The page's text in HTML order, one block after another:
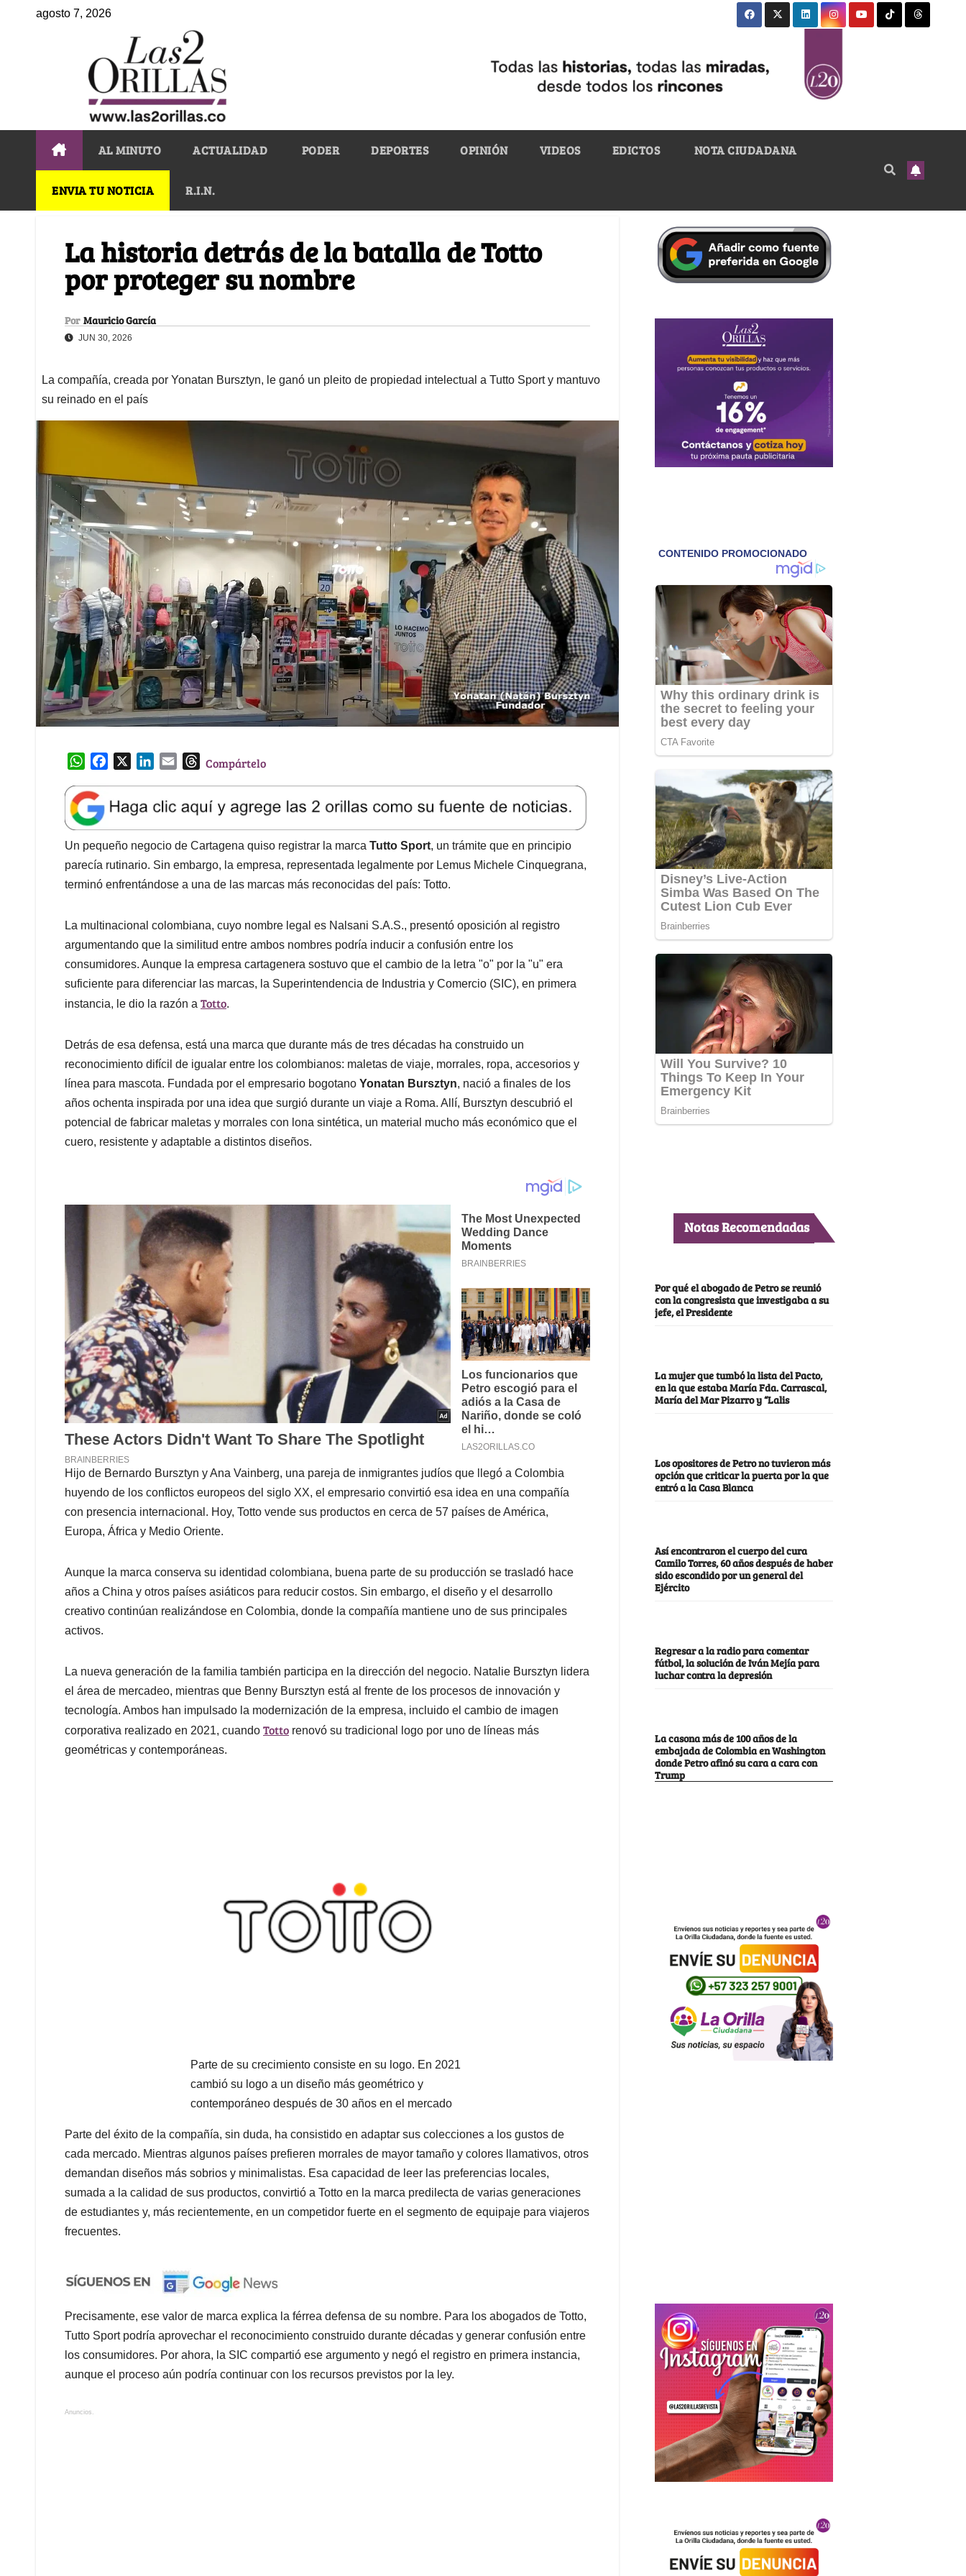
agosto 7, 2026
AL MINUTO ACTUALIDAD PODER DEPORTES OPINIÓN VIDEOS EDICTOS NOTA CIUDADANA
ENVIA TU NOTICIA R.I.N.
La historia detrás de la batalla de Totto
por proteger su nombre
Por Mauricio García
JUN 30, 2026
La compañía, creada por Yonatan Bursztyn, le ganó un pleito de propiedad intelectual a Tutto Sport y mantuvo
su reinado en el país
W
a
t
s
A
p
p
e
b
o
o
k
k
e
d
I
n
l
T
e
a
d
s
Compártelo
Un pequeño negocio de Cartagena quiso registrar la marca Tutto Sport, un trámite que en principio
parecía rutinario. Sin embargo, la empresa, representada legalmente por Lemus Michele Cinquegrana,
terminó enfrentándose a una de las marcas más reconocidas del país: Totto.
La multinacional colombiana, cuyo nombre legal es Nalsani S.A.S., presentó oposición al registro
argumentando que la similitud entre ambos nombres podría inducir a confusión entre los
consumidores. Aunque la empresa cartagenera sostuvo que el cambio de la letra "o" por la "u" era
suficiente para diferenciar las marcas, la Superintendencia de Industria y Comercio (SIC), en primera
instancia, le dio la razón a Totto.
Detrás de esa defensa, está una marca que durante más de tres décadas ha construido un
reconocimiento difícil de igualar entre los colombianos: maletas de viaje, morrales, ropa, accesorios y
línea para mascota. Fundada por el empresario bogotano Yonatan Bursztyn, nació a finales de los
años ochenta inspirada por una idea que surgió durante un viaje a Roma. Allí, Bursztyn descubrió el
potencial de fabricar maletas y morrales con lona sintética, un material mucho más económico que el
cuero, resistente y adaptable a distintos diseños.
Hijo de Bernardo Bursztyn y Ana Vainberg, una pareja de inmigrantes judíos que llegó a Colombia
huyendo de los conflictos europeos del siglo XX, el empresario convirtió esa idea en una compañía
con presencia internacional. Hoy, Totto vende sus productos en cerca de 57 países de América,
Europa, África y Medio Oriente.
Aunque la marca conserva su identidad colombiana, buena parte de su producción se trasladó hace
años a China y otros países asiáticos para reducir costos. Sin embargo, el diseño y el desarrollo
creativo continúan realizándose en Colombia, donde la compañía mantiene uno de sus principales
activos.
La nueva generación de la familia también participa en la dirección del negocio. Natalie Bursztyn lidera
el área de mercadeo, mientras que Benny Bursztyn está al frente de los procesos de innovación y
tecnología. Ambos han impulsado la modernización de la empresa, incluido el cambio de imagen
corporativa realizado en 2021, cuando Totto renovó su tradicional logo por uno de líneas más
geométricas y contemporáneas.
Parte de su crecimiento consiste en su logo. En 2021
cambió su logo a un diseño más geométrico y
contemporáneo después de 30 años en el mercado
Parte del éxito de la compañía, sin duda, ha consistido en adaptar sus colecciones a los gustos de
cada mercado. Mientras algunos países prefieren morrales de mayor tamaño y colores llamativos, otros
demandan diseños más sobrios y minimalistas. Esa capacidad de leer las preferencias locales,
sumada a la calidad de sus productos, convirtió a Totto en la marca predilecta de varias generaciones
de estudiantes y, más recientemente, en un competidor fuerte en el segmento de equipaje para viajeros
frecuentes.
Precisamente, ese valor de marca explica la férrea defensa de su nombre. Para los abogados de Totto,
Tutto Sport podría aprovechar el reconocimiento construido durante décadas y generar confusión entre
los consumidores. Por ahora, la SIC compartió ese argumento y negó el registro en primera instancia,
aunque el proceso aún podría continuar con los recursos previstos por la ley.
Anuncios.
Notas Recomendadas
Por qué el abogado de Petro se reunió
con la congresista que investigaba a su
jefe, el Presidente
La mujer que tumbó la lista del Pacto,
en la que estaba María Fda. Carrascal,
María del Mar Pizarro y “Lalis
Los opositores de Petro no tuvieron más
opción que criticar la puerta por la que
entró a la Casa Blanca
Así encontraron el cuerpo del cura
Camilo Torres, 60 años después de haber
sido escondido por un general del
Ejército
Regresar a la radio para comentar
fútbol, la solución de Iván Mejía para
luchar contra la depresión
La casona más de 100 años de la
embajada de Colombia en Washington
donde Petro afinó su cara a cara con
Trump